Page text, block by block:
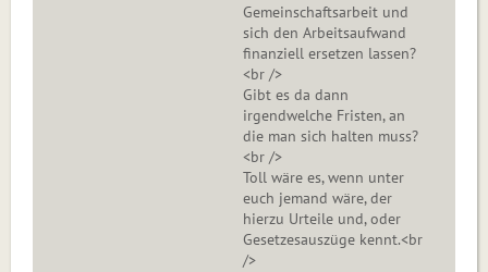
Gemeinschaftsarbeit und
sich den Arbeitsaufwand
finanziell ersetzen lassen?
<br />
Gibt es da dann
irgendwelche Fristen, an
die man sich halten muss?
<br />
Toll wäre es, wenn unter
euch jemand wäre, der
hierzu Urteile und, oder
Gesetzesauszüge kennt.<br
/>